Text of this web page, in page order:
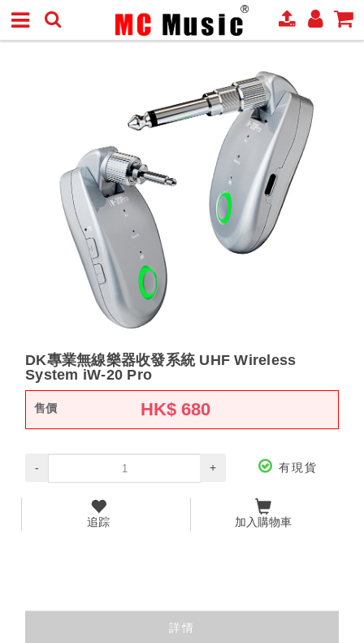
DK專業無線樂器收發系統 UHF Wireless
System iW-20 Pro
售價 HK$680
- + 有現貨
追踪 加入購物車
詳情